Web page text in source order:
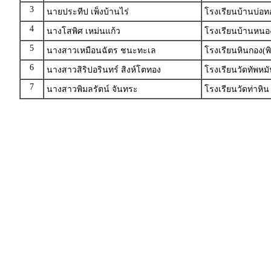
3
นายประทีป เพ็งบ้านไร่
โรงเรียนบ้านบ่อ
4
นางโสพิศ เหม่นแก้ว
โรงเรียนบ้านหน
5
นางสาวเหมือนฉัตร ชนะทะเล
โรงเรียนหินกอง
6
นางสาวสิริปอรินทร์ สิงห์โตทอง
โรงเรียนวัดทัพห
7
นางสาวพิมลรัตน์ จันทระ โรงเรียนวัดท่าหิ